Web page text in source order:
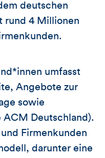
deutschen
rund 4 Millionen
umfasst
Angebote zur
sowie
ACM Deutschland).
Firmenkunden
darunter eine